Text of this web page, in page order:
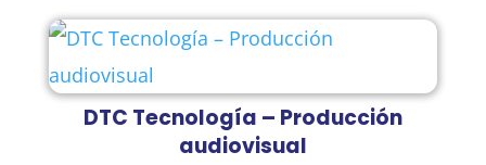
DTC Tecnología – Producción
audiovisual